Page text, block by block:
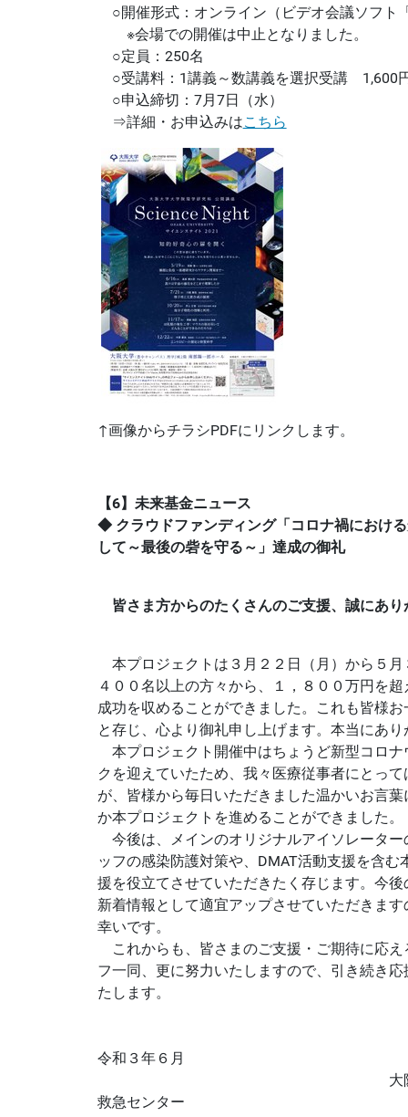
○開催形式：オンライン（ビデオ会議ソフト
※会場での開催は中止となりました。
○定員：250名
○受講料：1講義～数講義を選択受講 1,600
○申込締切：7月7日（水）
⇒詳細・お申込みはこちら
↑画像からチラシPDFにリンクします。
【6】未来基金ニュース
◆ クラウドファンディング「コロナ禍におけ
して～最後の砦を守る～」達成の御礼
皆さま方からのたくさんのご支援、誠にあ
本プロジェクトは３月２２日（月）から５
４００名以上の方々から、１，８００万円を
成功を収めることができました。これも皆様
と存じ、心より御礼申し上げます。本当にあ
本プロジェクト開催中はちょうど新型コロ
クを迎えていたため、我々医療従事者にとっ
が、皆様から毎日いただきました温かいお言
か本プロジェクトを進めることができました。
今後は、メインのオリジナルアイソレータ
ッフの感染防護対策や、DMAT活動支援を含
援を役立てさせていただきたく存じます。今
新着情報として適宜アップさせていただきま
幸いです。
これからも、皆さまのご支援・ご期待に応
フ一同、更に努力いたしますので、引き続き
たします。
令和３年６月
大阪大学医学部附
救急センター